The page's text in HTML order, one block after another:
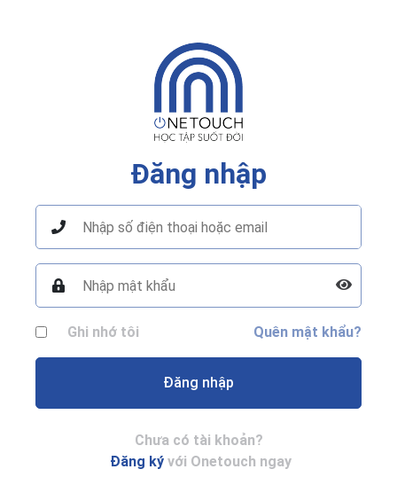
Đăng nhập
Ghi nhớ tôi Quên mật khẩu?
Đăng nhập
Chưa có tài khoản?
Đăng ký với Onetouch ngay